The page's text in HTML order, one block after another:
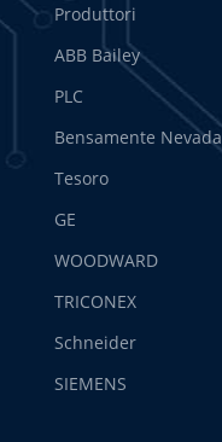
Produttori
ABB Bailey
PLC
Bensamente Nevada
Tesoro
GE
WOODWARD
TRICONEX
Schneider
SIEMENS